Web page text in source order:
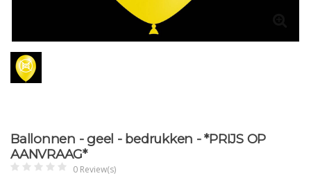
Ballonnen - geel - bedrukken - *PRIJS OP
AANVRAAG*
0 Review(s)